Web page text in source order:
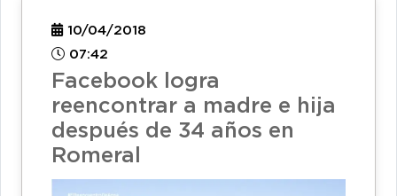
10/04/2018
07:42
Facebook logra
reencontrar a madre e hija
después de 34 años en
Romeral